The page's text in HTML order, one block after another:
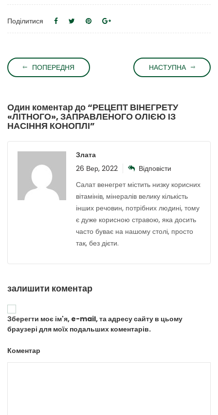
Поділитися
ПОПЕРЕДНЯ НАСТУПНА
Один коментар до “РЕЦЕПТ ВІНЕГРЕТУ
«ЛІТНОГО», ЗАПРАВЛЕНОГО ОЛІЄЮ ІЗ
НАСІННЯ КОНОПЛІ”
Злата
26 Вер, 2022
Відповісти
Салат венегрет містить низку корисних
вітамінів, мінералів велику кількість
інших речовин, потрібних людині, тому
є дуже корисною стравою, яка досить
часто буває на нашому столі, просто
так, без дієти.
залишити коментар
Зберегти моє ім'я, e-mail, та адресу сайту в цьому
браузері для моїх подальших коментарів.
Коментар